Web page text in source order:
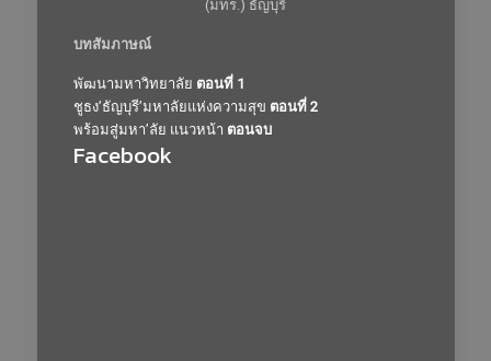
(มทร.) ธัญบุรี
บทสัมภาษณ์
พัฒนามหาวิทยาลัย ตอนที่ 1
ชูธง’ธัญบุรี’มหาลัยแห่งความสุข ตอนที่ 2
พร้อมสู่มหา’ลัย แนวหน้า ตอนจบ
Facebook